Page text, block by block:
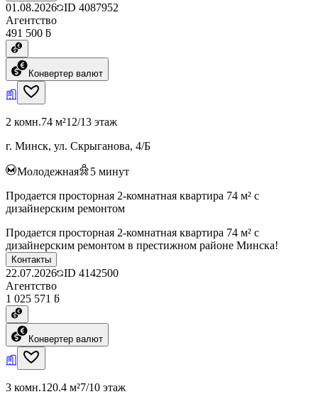
01.08.2026 ID 4087952
Агентство
491 500 ƃ
Конвертер валют
2 комн.74 м²12/13 этаж
г. Минск, ул. Скрыганова, 4/Б
Молодежная 5 минут
Продается просторная 2-комнатная квартира 74 м² с
дизайнерским ремонтом
Продается просторная 2-комнатная квартира 74 м² с
дизайнерским ремонтом в престижном районе Минска!
Контакты
22.07.2026 ID 4142500
Агентство
1 025 571 ƃ
Конвертер валют
3 комн.120.4 м²7/10 этаж